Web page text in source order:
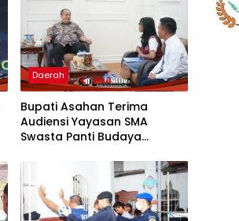
Daerah
Bupati Asahan Terima
Audiensi Yayasan SMA
Swasta Panti Budaya
Grace Natalie Sagala